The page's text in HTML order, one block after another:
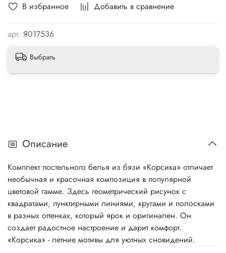
В избранное Добавить в сравнение
арт. Я017536
Выбрать
Описание
Комплект постельного белья из бязи «Корсика» отличает
необычная и красочная композиция в популярной
цветовой гамме. Здесь геометрический рисунок с
квадратами, пунктирными линиями, кругами и полосками
в разных оттенках, который ярок и оригинален. Он
создает радостное настроение и дарит комфорт.
«Корсика» - летние мотивы для уютных сновидений.